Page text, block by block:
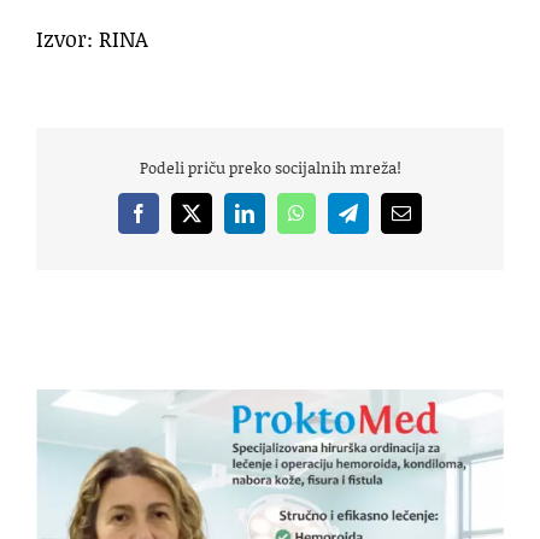
Izvor: RINA
Podeli priču preko socijalnih mreža!
Facebook
X LinkedInWhatsAppTelegramEmail